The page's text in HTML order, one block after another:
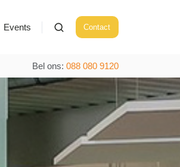
Events Contact
Bel ons: 088 080 9120